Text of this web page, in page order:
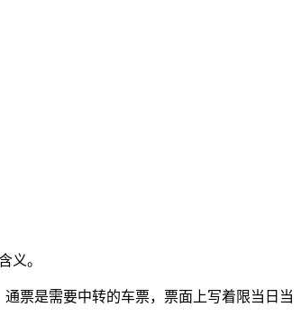
义。
票是需要中转的车票，票面上写着限当日当